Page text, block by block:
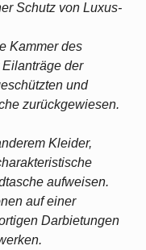
Schutz von Luxus-
Kammer des
der
und
zurückgewiesen.
Kleider,
aufweisen.
auf einer
Darbietungen